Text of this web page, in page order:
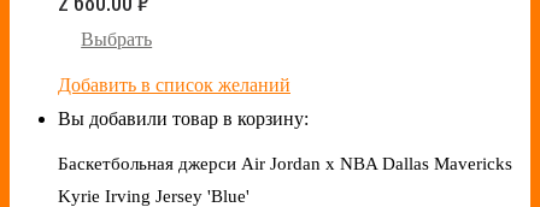
Выбрать
Добавить в список желаний
Вы добавили товар в корзину:
Баскетбольная джерси Air Jordan x NBA Dallas Mavericks
Kyrie Irving Jersey 'Blue'